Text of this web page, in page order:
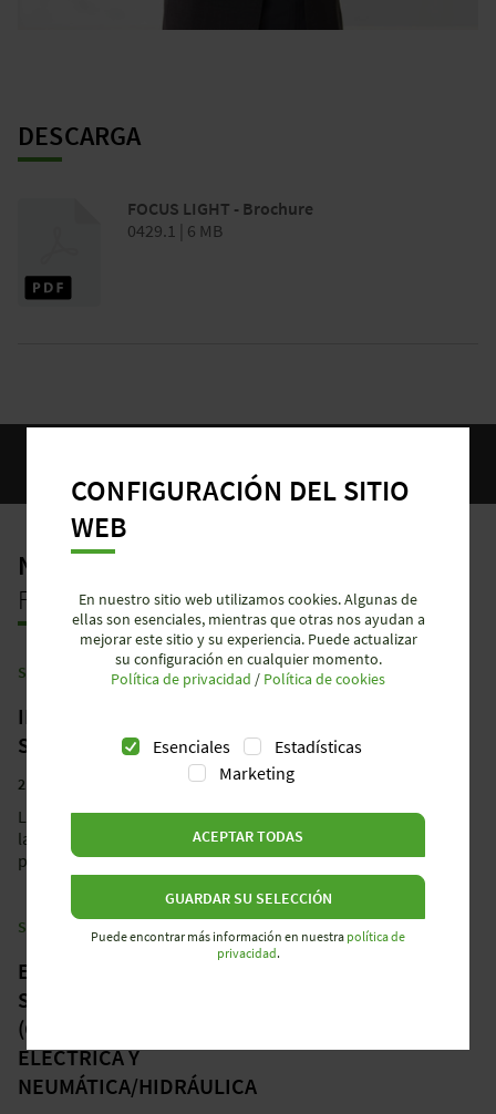
DESCARGA
FOCUS LIGHT - Brochure
0429.1 | 6 MB
NOTICIAS, PRENSA
FECHAS
SEMINARIOS
INGENIERO CERTIFICADO EN
SEGURIDAD ELÉCTRICA
24.08.2026
La formación fournit las bases jurídicas y
la comprensión de las normas necesarias
para evaluar la seguridad de las máqu...
SEMINARIOS
EXPERTO CERTIFICADO EN
SEGURIDAD FUNCIONAL
(CFSE) – PARA SEGURIDAD
ELÉCTRICA Y
NEUMÁTICA/HIDRÁULICA
CONFIGURACIÓN DEL SITIO
WEB
En nuestro sitio web utilizamos cookies. Algunas de
ellas son esenciales, mientras que otras nos ayudan a
mejorar este sitio y su experiencia. Puede actualizar
su configuración en cualquier momento.
Política de privacidad / Política de cookies
Esenciales
Estadísticas
Marketing
ACEPTAR TODAS
GUARDAR SU SELECCIÓN
Puede encontrar más información en nuestra política de
privacidad.